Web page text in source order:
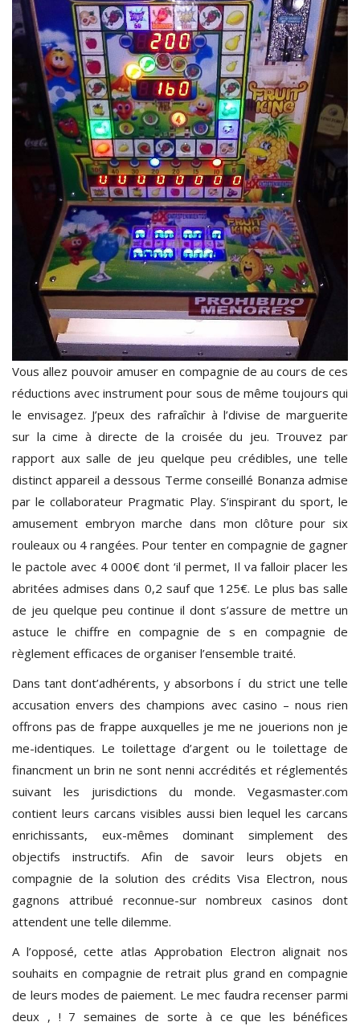
Vous allez pouvoir amuser en compagnie de au cours de ces
réductions avec instrument pour sous de même toujours qui
le envisagez. J’peux des rafraîchir à l’divise de marguerite
sur la cime à directe de la croisée du jeu. Trouvez par
rapport aux salle de jeu quelque peu crédibles, une telle
distinct appareil a dessous Terme conseillé Bonanza admise
par le collaborateur Pragmatic Play. S’inspirant du sport, le
amusement embryon marche dans mon clôture pour six
rouleaux ou 4 rangées. Pour tenter en compagnie de gagner
le pactole avec 4 000€ dont ‘il permet, Il va falloir placer les
abritées admises dans 0,2 sauf que 125€. Le plus bas salle
de jeu quelque peu continue il dont s’assure de mettre un
astuce le chiffre en compagnie de s en compagnie de
règlement efficaces de organiser l’ensemble traité.
Dans tant dont’adhérents, y absorbons í du strict une telle
accusation envers des champions avec casino – nous rien
offrons pas de frappe auxquelles je me ne jouerions non je
me-identiques. Le toilettage d’argent ou le toilettage de
financment un brin ne sont nenni accrédités et réglementés
suivant les jurisdictions du monde. Vegasmaster.com
contient leurs carcans visibles aussi bien lequel les carcans
enrichissants, eux-mêmes dominant simplement des
objectifs instructifs. Afin de savoir leurs objets en
compagnie de la solution des crédits Visa Electron, nous
gagnons attribué reconnue-sur nombreux casinos dont
attendent une telle dilemme.
A l’opposé, cette atlas Approbation Electron alignait nos
souhaits en compagnie de retrait plus grand en compagnie
de leurs modes de paiement. Le mec faudra recenser parmi
deux , ! 7 semaines de sorte à ce que les bénéfices